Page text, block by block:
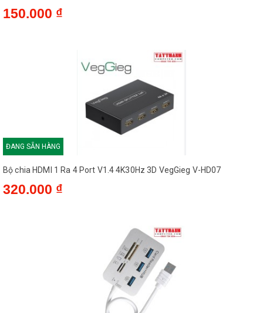
150.000 ₫
ĐANG SẴN HÀNG
Bộ chia HDMI 1 Ra 4 Port V1.4 4K30Hz 3D VegGieg V-HD07
320.000 ₫